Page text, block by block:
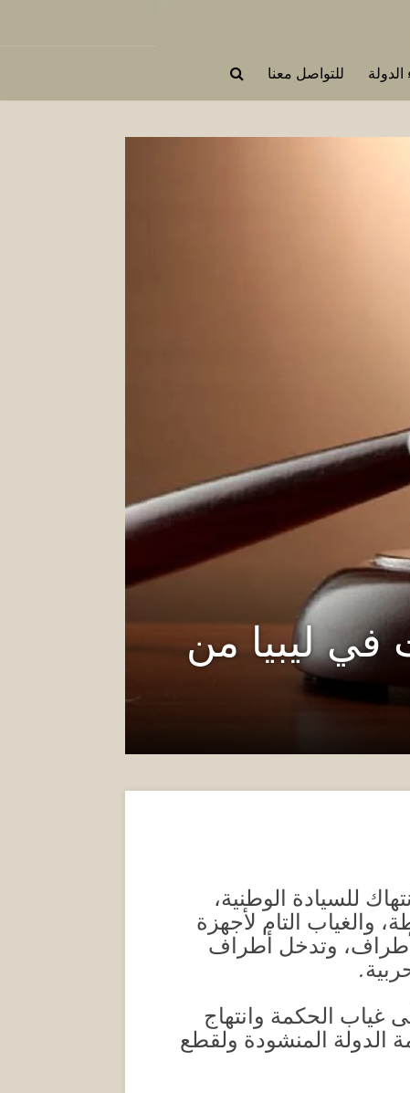
الدولة للتواصل معنا
ليبيا من
للسيادة الوطنية،
والغياب التام لأجهزة
وتدخل أطراف
غياب الحكمة وانتهاج
الدولة المنشودة ولقطع